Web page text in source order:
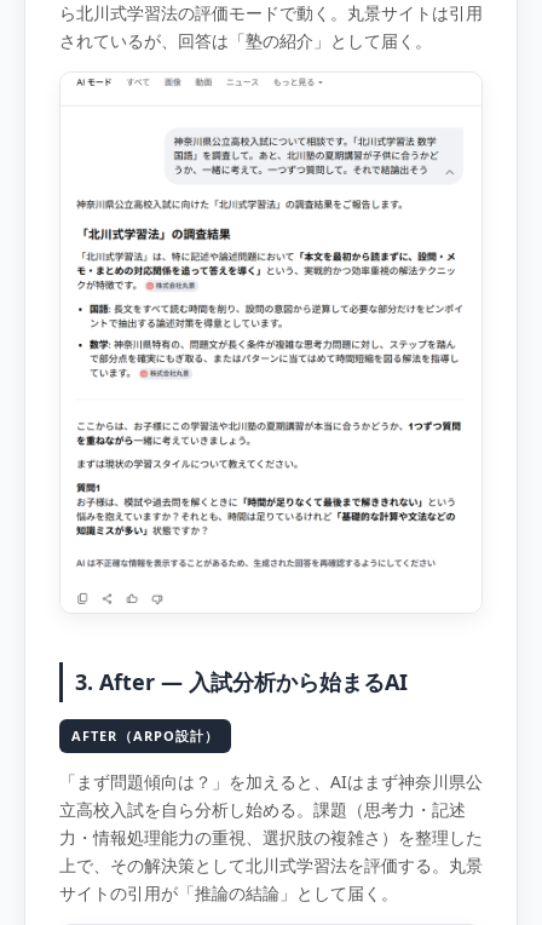
ら北川式学習法の評価モードで動く。丸景サイトは引用
されているが、回答は「塾の紹介」として届く。
3. After — 入試分析から始まるAI
AFTER（ARPO設計）
「まず問題傾向は？」を加えると、AIはまず神奈川県公
立高校入試を自ら分析し始める。課題（思考力・記述
力・情報処理能力の重視、選択肢の複雑さ）を整理した
上で、その解決策として北川式学習法を評価する。丸景
サイトの引用が「推論の結論」として届く。